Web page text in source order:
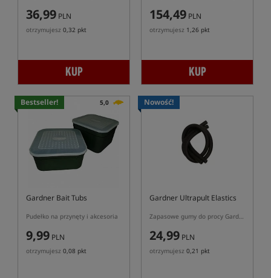
36,99 PLN
otrzymujesz 0,32 pkt
KUP
154,49 PLN
otrzymujesz 1,26 pkt
KUP
Bestseller! 5,0
Gardner Bait Tubs
Pudełko na przynęty i akcesoria
9,99 PLN
otrzymujesz 0,08 pkt
Nowość!
Gardner Ultrapult Elastics
Zapasowe gumy do procy Gardner Ultrapult
24,99 PLN
otrzymujesz 0,21 pkt